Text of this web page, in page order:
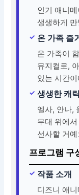
인기 애니
생생하게
온 가족 즐
온 가족이
뮤지컬로,
있는 시간
생생한 캐
엘사, 안나,
무대 위에
선사할 거예
프로그램 구
작품 소개
디즈니 애